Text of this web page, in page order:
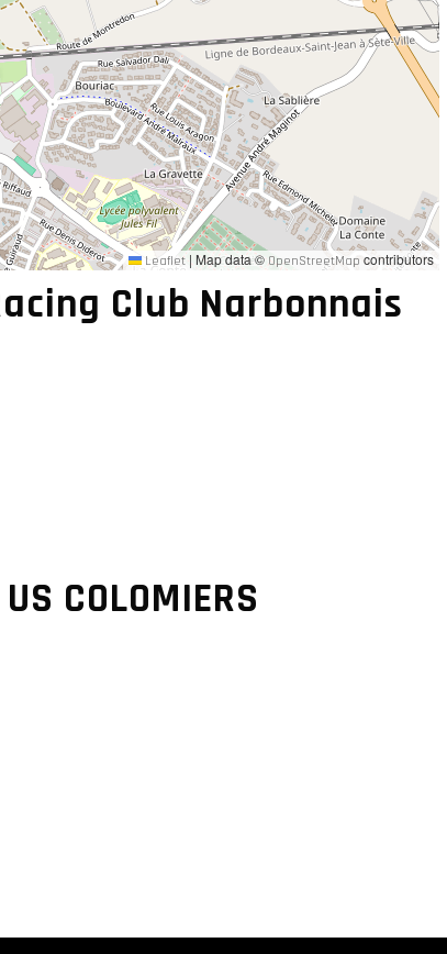
Leaflet | Map data © OpenStreetMap contributors
Club Narbonnais
COLOMIERS